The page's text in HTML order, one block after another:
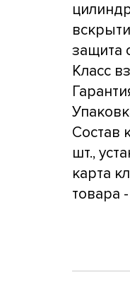
защита
Класс
Состав
шт.,
карта
товара